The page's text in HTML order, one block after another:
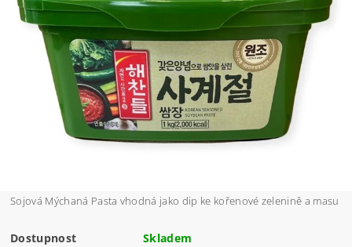
Sojová Mýchaná Pasta vhodná jako dip ke kořenové zelenině a masu
Dostupnost Skladem